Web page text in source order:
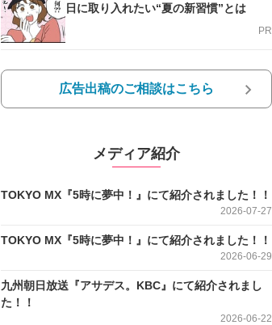
日に取り入れたい“夏の新習慣”とは
PR
広告出稿のご相談はこちら
メディア紹介
TOKYO MX『5時に夢中！』にて紹介されました！！
2026-07-27
TOKYO MX『5時に夢中！』にて紹介されました！！
2026-06-29
九州朝日放送『アサデス。KBC』にて紹介されまし
た！！
2026-06-22